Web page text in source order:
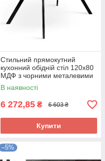
Стильний прямокутний
кухонний обідній стіл 120х80
МДФ з чорними металевими
ніжками для кухні Метрополь
В наявності
6 272,85 ₴ 6 603 ₴
Купити
–5%